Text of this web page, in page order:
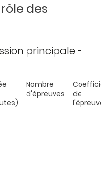
des
principale -
Nombre
d'épreuves
de
l'épreuve